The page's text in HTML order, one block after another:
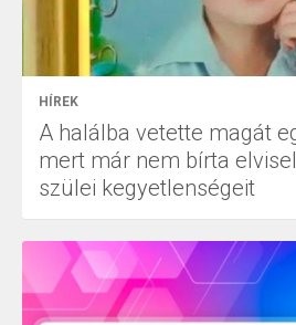
HÍREK
A halálba vetette magát
mert már nem bírta
szülei kegyetlenségeit